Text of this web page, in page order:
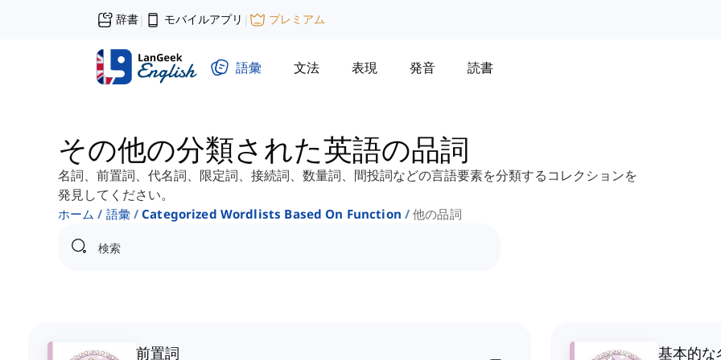
辞書| モバイルアプリ | プレミアム
語彙 文法 表現 発音 読書
その他の分類された英語の品詞
名詞、前置詞、代名詞、限定詞、接続詞、数量詞、間投詞などの言語要素を分類するコレクションを
発見してください。
ホーム 語彙 Categorized Wordlists Based On Function 他の品詞
前置詞 基本的な